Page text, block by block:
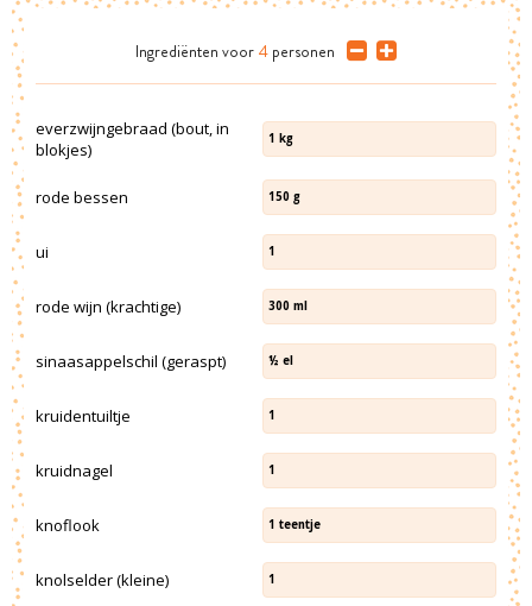
Ingrediënten voor 4 personen
everzwijngebraad (bout, in
blokjes)
1 kg
rode bessen 150 g
ui 1
rode wijn (krachtige) 300 ml
sinaasappelschil (geraspt) ½ el
kruidentuiltje 1
kruidnagel 1
knoflook 1 teentje
knolselder (kleine) 1